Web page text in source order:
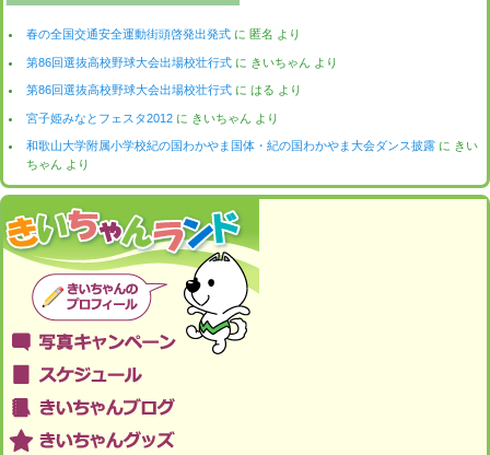
春の全国交通安全運動街頭啓発出発式 に 匿名 より
第86回選抜高校野球大会出場校壮行式 に きいちゃん より
第86回選抜高校野球大会出場校壮行式 にはる より
宮子姫みなとフェスタ2012 に きいちゃん より
和歌山大学附属小学校紀の国わかやま国体・紀の国わかやま大会ダンス披露 に きい
ちゃん より